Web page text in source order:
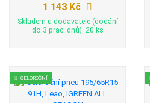
1 143 Kč
Skladem u dodavatele (dodání
do 3 prac. dnů): 20 ks
CELOROČNÍ